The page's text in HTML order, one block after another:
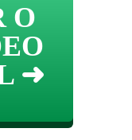
O
➜